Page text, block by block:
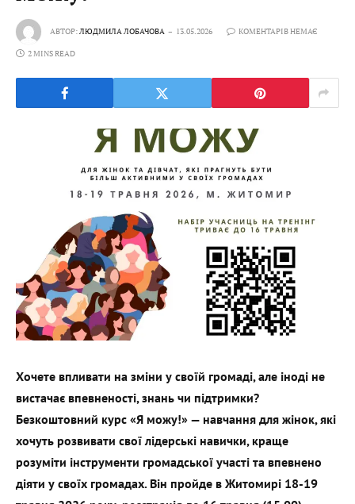
АВТОР:ЛЮДМИЛА ЛОБАЧОВА 13.05.2026 КОМЕНТАРІВ НЕМАЄ
2 MINS READ
Хочете впливати на зміни у своїй громаді, але іноді не
вистачає впевненості, знань чи підтримки?
Безкоштовний курс «Я можу!» — навчання для жінок, які
хочуть розвивати свої лідерські навички, краще
розуміти інструменти громадської участі та впевнено
діяти у своїх громадах. Він пройде в Житомирі 18-19